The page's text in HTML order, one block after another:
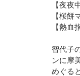
【夜夜
【桜
【熱血
智代子
ンに摩
めぐる